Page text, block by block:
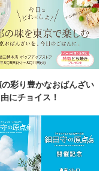
彩り豊かなおばんざい
にチョイス！